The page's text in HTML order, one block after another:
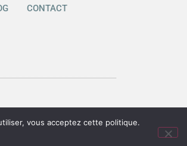
CONTACT
vous acceptez cette politique.